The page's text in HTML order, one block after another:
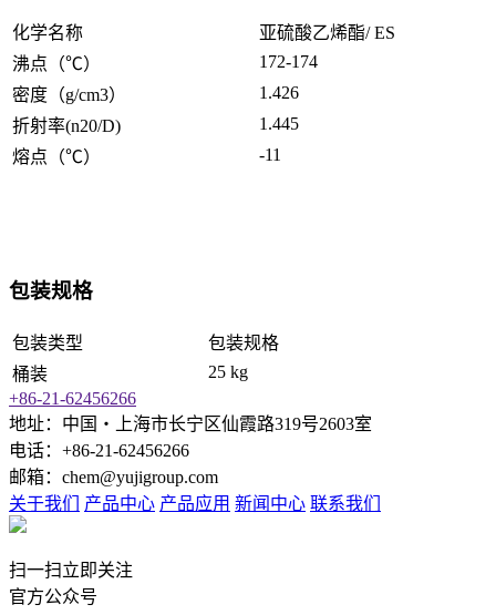
化学名称
亚硫酸乙烯酯/ ES
沸点（℃）
172-174
密度（g/cm3）
1.426
折射率(n20/D)
1.445
熔点（℃）
-11
包装规格
包装类型
包装规格
桶装
25 kg
+86-21-62456266
地址：中国‧上海市长宁区仙霞路319号2603室
电话：+86-21-62456266
邮箱：chem@yujigroup.com
关于我们
产品中心 产品应用 新闻中心 联系我们
扫一扫立即关注
官方公众号